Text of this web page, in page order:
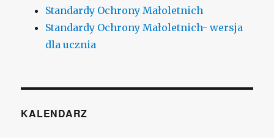
Standardy Ochrony Małoletnich
Standardy Ochrony Małoletnich- wersja
dla ucznia
KALENDARZ